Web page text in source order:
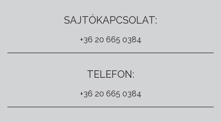
SAJTÓKAPCSOLAT:
+36 20 665 0384
TELEFON:
+36 20 665 0384